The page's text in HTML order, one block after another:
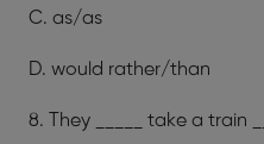
C. as/as
D. would rather/than
8. They _____ take a train